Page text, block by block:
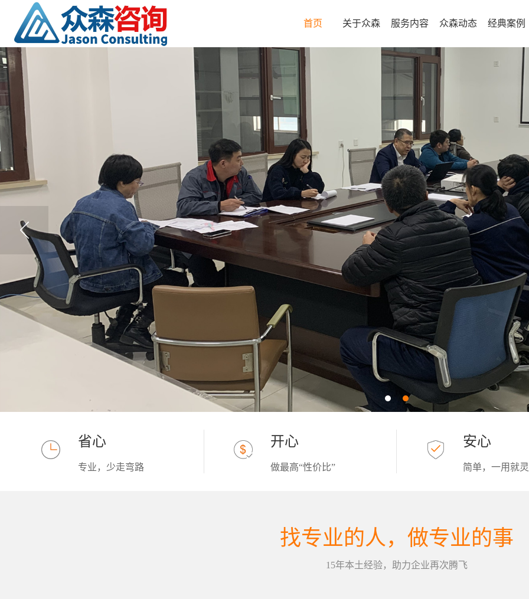
首页 关于众森 服务内容 众森动态 经典案例
省心
专业，少走弯路
开心
做最高“性价比”
安心
简单，一用就灵
找专业的人，做专业的事
15年本土经验，助力企业再次腾飞